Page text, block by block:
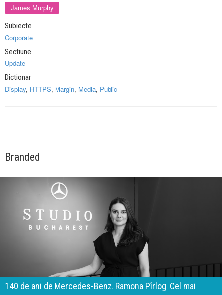
James Murphy
Subiecte
Corporate
Sectiune
Update
Dictionar
Display, HTTPS, Margin, Media, Public
Branded
140 de ani de Mercedes-Benz. Ramona Pîrlog: Cel mai